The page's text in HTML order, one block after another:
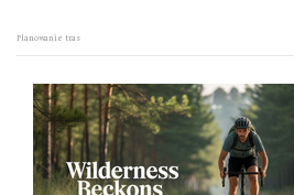
Planowanie tras